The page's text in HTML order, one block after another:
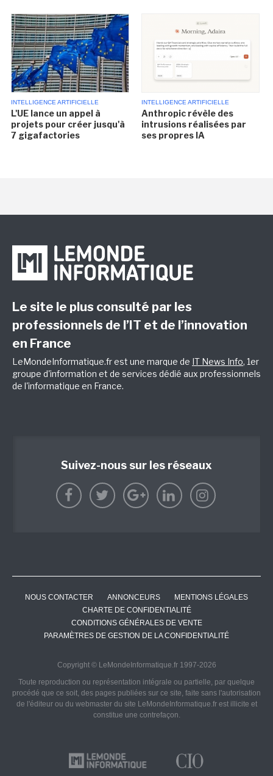
INTELLIGENCE ARTIFICIELLE
L'UE lance un appel à
projets pour créer jusqu'à
7 gigafactories
INTELLIGENCE ARTIFICIELLE
Anthropic révèle des
intrusions réalisées par
ses propres IA
Le site le plus consulté par les
professionnels de l’IT et de l’innovation
en France
LeMondeInformatique.fr est une marque de IT News Info, 1er
groupe d'information et de services dédié aux professionnels
de l'informatique en France.
Suivez-nous sur les réseaux
NOUS CONTACTER ANNONCEURS
MENTIONS LÉGALES
CHARTE DE CONFIDENTIALITÉ
CONDITIONS GÉNÉRALES DE VENTE
PARAMÈTRES DE GESTION DE LA CONFIDENTIALITÉ
Copyright © LeMondeInformatique.fr 1997-2026
Toute reproduction ou représentation intégrale ou partielle, par quelque
procédé que ce soit, des pages publiées sur ce site, faite sans l'autorisation
de l'éditeur ou du webmaster du site LeMondeInformatique.fr est illicite et
constitue une contrefaçon.